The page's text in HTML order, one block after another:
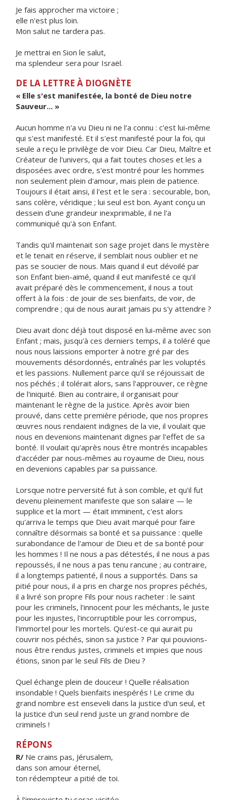
Je fais approcher ma victoire ;
elle n'est plus loin.
Mon salut ne tardera pas.
Je mettrai en Sion le salut,
ma splendeur sera pour Israël.
DE LA LETTRE À DIOGNÈTE
« Elle s'est manifestée, la bonté de Dieu notre
Sauveur... »
Aucun homme n'a vu Dieu ni ne l'a connu : c'est lui-même
qui s'est manifesté. Et il s'est manifesté pour la foi, qui
seule a reçu le privilège de voir Dieu. Car Dieu, Maître et
Créateur de l'univers, qui a fait toutes choses et les a
disposées avec ordre, s'est montré pour les hommes
non seulement plein d'amour, mais plein de patience.
Toujours il était ainsi, il l'est et le sera : secourable, bon,
sans colère, véridique ; lui seul est bon. Ayant conçu un
dessein d'une grandeur inexprimable, il ne l'a
communiqué qu'à son Enfant.
Tandis qu'il maintenait son sage projet dans le mystère
et le tenait en réserve, il semblait nous oublier et ne
pas se soucier de nous. Mais quand il eut dévoilé par
son Enfant bien-aimé, quand il eut manifesté ce qu'il
avait préparé dès le commencement, il nous a tout
offert à la fois : de jouir de ses bienfaits, de voir, de
comprendre ; qui de nous aurait jamais pu s'y attendre ?
Dieu avait donc déjà tout disposé en lui-même avec son
Enfant ; mais, jusqu'à ces derniers temps, il a toléré que
nous nous laissions emporter à notre gré par des
mouvements désordonnés, entraînés par les voluptés
et les passions. Nullement parce qu'il se réjouissait de
nos péchés ; il tolérait alors, sans l'approuver, ce règne
de l'iniquité. Bien au contraire, il organisait pour
maintenant le règne de la justice. Après avoir bien
prouvé, dans cette première période, que nos propres
œuvres nous rendaient indignes de la vie, il voulait que
nous en devenions maintenant dignes par l'effet de sa
bonté. Il voulait qu'après nous être montrés incapables
d'accéder par nous-mêmes au royaume de Dieu, nous
en devenions capables par sa puissance.
Lorsque notre perversité fut à son comble, et qu'il fut
devenu pleinement manifeste que son salaire — le
supplice et la mort — était imminent, c'est alors
qu'arriva le temps que Dieu avait marqué pour faire
connaître désormais sa bonté et sa puissance : quelle
surabondance de l'amour de Dieu et de sa bonté pour
les hommes ! Il ne nous a pas détestés, il ne nous a pas
repoussés, il ne nous a pas tenu rancune ; au contraire,
il a longtemps patienté, il nous a supportés. Dans sa
pitié pour nous, il a pris en charge nos propres péchés,
il a livré son propre Fils pour nous racheter : le saint
pour les criminels, l'innocent pour les méchants, le juste
pour les injustes, l'incorruptible pour les corrompus,
l'immortel pour les mortels. Qu'est-ce qui aurait pu
couvrir nos péchés, sinon sa justice ? Par qui pouvions-
nous être rendus justes, criminels et impies que nous
étions, sinon par le seul Fils de Dieu ?
Quel échange plein de douceur ! Quelle réalisation
insondable ! Quels bienfaits inespérés ! Le crime du
grand nombre est enseveli dans la justice d'un seul, et
la justice d'un seul rend juste un grand nombre de
criminels !
RÉPONS
R/ Ne crains pas, Jérusalem,
dans son amour éternel,
ton rédempteur a pitié de toi.